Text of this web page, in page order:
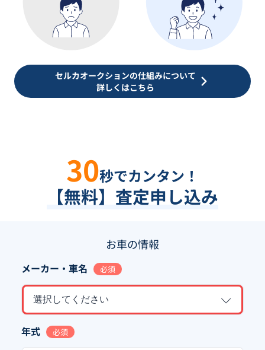
セルカオークションの仕組みについて
詳しくはこちら
30秒でカンタン！
【無料】査定申し込み
お車の情報
メーカー・車名 必須
選択してください
年式 必須